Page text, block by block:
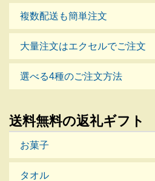
複数配送も簡単注文
大量注文はエクセルでご注文
選べる4種のご注文方法
送料無料の返礼ギフト
お菓子
タオル